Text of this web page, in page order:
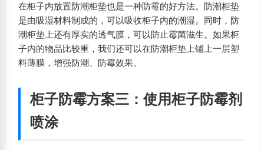
在柜子内放置防潮柜垫也是一种防霉的好方法。防潮柜垫
是由吸湿材料制成的，可以吸收柜子内的潮湿。同时，防
潮柜垫上还有厚实的透气膜，可以防止霉菌滋生。如果柜
子内的物品比较重，我们还可以在防潮柜垫上铺上一层塑
料薄膜，增强防潮、防霉效果。
柜子防霉方案三：使用柜子防霉剂
喷涂